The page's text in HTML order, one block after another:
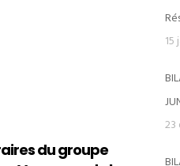
du groupe
15
23
Natation Adultes Maitres (+ de 18
Water-Polo